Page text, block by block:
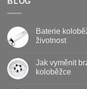
Baterie
životnost
textu
s
Jak vyměnit
koloběžce